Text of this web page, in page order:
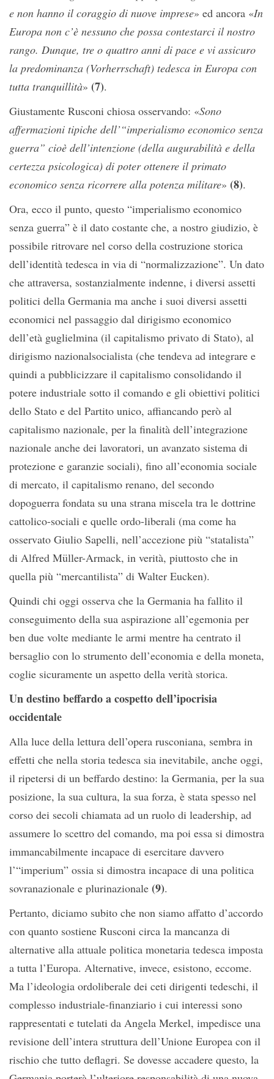
e non hanno il coraggio di nuove imprese» ed ancora «In
Europa non c’è nessuno che possa contestarci il nostro
rango. Dunque, tre o quattro anni di pace e vi assicuro
la predominanza (Vorherrschaft) tedesca in Europa con
tutta tranquillità» (7).
Giustamente Rusconi chiosa osservando: «Sono
affermazioni tipiche dell’“imperialismo economico senza
guerra” cioè dell’intenzione (della augurabilità e della
certezza psicologica) di poter ottenere il primato
economico senza ricorrere alla potenza militare» (8).
Ora, ecco il punto, questo “imperialismo economico
senza guerra” è il dato costante che, a nostro giudizio, è
possibile ritrovare nel corso della costruzione storica
dell’identità tedesca in via di “normalizzazione”. Un dato
che attraversa, sostanzialmente indenne, i diversi assetti
politici della Germania ma anche i suoi diversi assetti
economici nel passaggio dal dirigismo economico
dell’età guglielmina (il capitalismo privato di Stato), al
dirigismo nazionalsocialista (che tendeva ad integrare e
quindi a pubblicizzare il capitalismo consolidando il
potere industriale sotto il comando e gli obiettivi politici
dello Stato e del Partito unico, affiancando però al
capitalismo nazionale, per la finalità dell’integrazione
nazionale anche dei lavoratori, un avanzato sistema di
protezione e garanzie sociali), fino all’economia sociale
di mercato, il capitalismo renano, del secondo
dopoguerra fondata su una strana miscela tra le dottrine
cattolico-sociali e quelle ordo-liberali (ma come ha
osservato Giulio Sapelli, nell’accezione più “statalista”
di Alfred Müller-Armack, in verità, piuttosto che in
quella più “mercantilista” di Walter Eucken).
Quindi chi oggi osserva che la Germania ha fallito il
conseguimento della sua aspirazione all’egemonia per
ben due volte mediante le armi mentre ha centrato il
bersaglio con lo strumento dell’economia e della moneta,
coglie sicuramente un aspetto della verità storica.
Un destino beffardo a cospetto dell’ipocrisia
occidentale
Alla luce della lettura dell’opera rusconiana, sembra in
effetti che nella storia tedesca sia inevitabile, anche oggi,
il ripetersi di un beffardo destino: la Germania, per la sua
posizione, la sua cultura, la sua forza, è stata spesso nel
corso dei secoli chiamata ad un ruolo di leadership, ad
assumere lo scettro del comando, ma poi essa si dimostra
immancabilmente incapace di esercitare davvero
l’“imperium” ossia si dimostra incapace di una politica
sovranazionale e plurinazionale (9).
Pertanto, diciamo subito che non siamo affatto d’accordo
con quanto sostiene Rusconi circa la mancanza di
alternative alla attuale politica monetaria tedesca imposta
a tutta l’Europa. Alternative, invece, esistono, eccome.
Ma l’ideologia ordoliberale dei ceti dirigenti tedeschi, il
complesso industriale-finanziario i cui interessi sono
rappresentati e tutelati da Angela Merkel, impedisce una
revisione dell’intera struttura dell’Unione Europea con il
rischio che tutto deflagri. Se dovesse accadere questo, la